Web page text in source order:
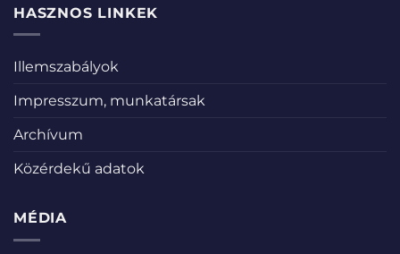
HASZNOS LINKEK
Illemszabályok
Impresszum, munkatársak
Archívum
Közérdekű adatok
MÉDIA